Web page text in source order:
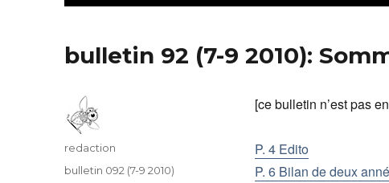
bulletin 92 (7-9 2010):
[ce bulletin n’est pas
P. 4 Edito
P. 6 Bilan de deux
Auteur
redaction
Catégories
bulletin 092 (7-9 2010)